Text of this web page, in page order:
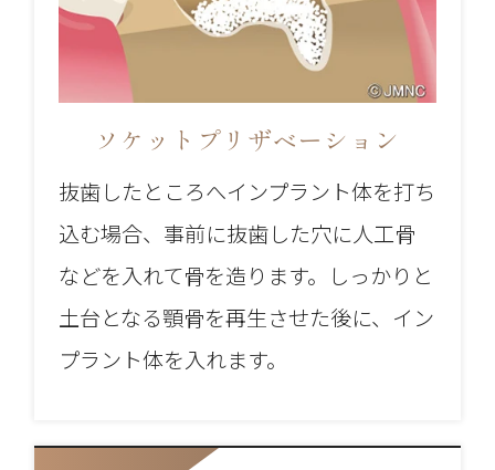
ソケットプリザベーション
抜歯したところへインプラント体を打ち
込む場合、事前に抜歯した穴に人工骨
などを入れて骨を造ります。しっかりと
土台となる顎骨を再生させた後に、イン
プラント体を入れます。